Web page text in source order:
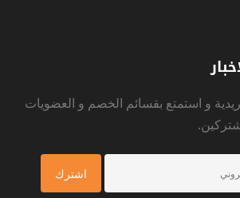
و استمتع بقسائم الخصم و العضويات